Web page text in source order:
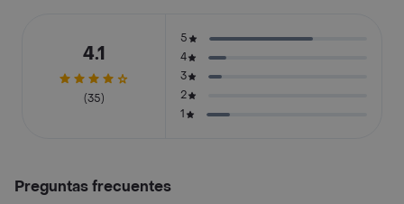
4.1
(35)
5
4
3
2
1
Preguntas frecuentes